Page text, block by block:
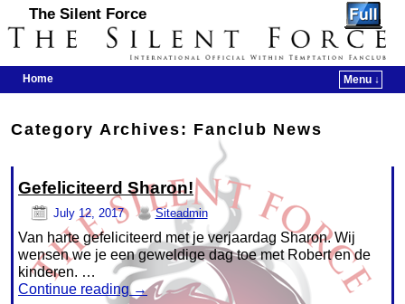
The Silent Force
Home
Menu ↓
Category Archives: Fanclub News
Gefeliciteerd Sharon!
July 12, 2017 Siteadmin
Van harte gefeliciteerd met je verjaardag Sharon. Wij
wensen we je een geweldige dag toe met Robert en de
kinderen. …
Continue reading →